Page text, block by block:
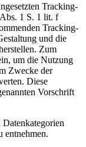
Tracking-
1 S. 1 lit. f
Tracking-
und die
Zum
um die Nutzung
Zwecke der
Diese
Vorschrift
entnehmen.